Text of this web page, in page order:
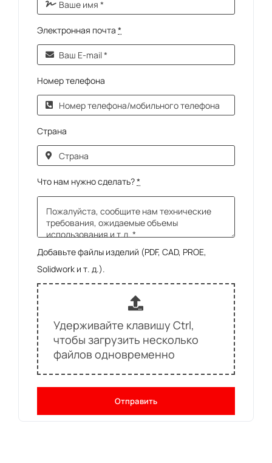
Электронная почта*
Номер телефона
Страна
Что нам нужно сделать?*
Добавьте файлы изделий (PDF, CAD, PROE,
Solidwork и т. д.).
Удерживайте клавишу Ctrl,
чтобы загрузить несколько
файлов одновременно
Отправить